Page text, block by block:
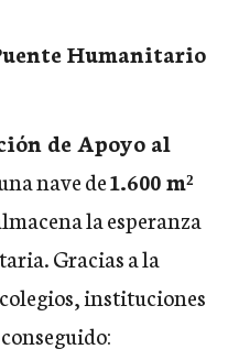
Humanitario
de Apoyo al
nave de1.600 m²
la esperanza
Gracias a la
instituciones